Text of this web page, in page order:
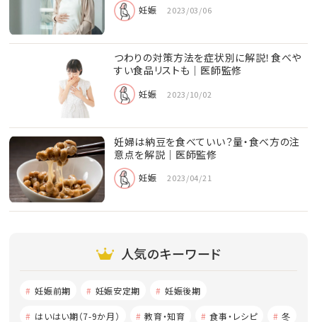
妊娠 2023/03/06
つわりの対策方法を症状別に解説！食べや
すい食品リストも｜医師監修
妊娠 2023/10/02
妊婦は納豆を食べていい？量・食べ方の注
意点を解説│医師監修
妊娠 2023/04/21
人気のキーワード
妊娠前期 妊娠安定期 妊娠後期
はいはい期（7-9か月） 教育・知育 食事・レシピ 冬